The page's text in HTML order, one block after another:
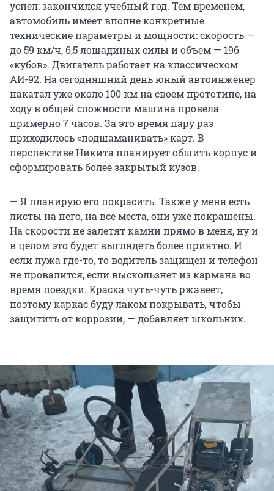
успел: закончился учебный год. Тем временем,
автомобиль имеет вполне конкретные
технические параметры и мощности: скорость —
до 59 км/ч, 6,5 лошадиных силы и объем — 196
«кубов». Двигатель работает на классическом
АИ-92. На сегодняшний день юный автоинженер
накатал уже около 100 км на своем прототипе, на
ходу в общей сложности машина провела
примерно 7 часов. За это время пару раз
приходилось «подшаманивать» карт. В
перспективе Никита планирует обшить корпус и
сформировать более закрытый кузов.
— Я планирую его покрасить. Также у меня есть
листы на него, на все места, они уже покрашены.
На скорости не залетят камни прямо в меня, ну и
в целом это будет выглядеть более приятно. И
если лужа где-то, то водитель защищен и телефон
не провалится, если выскользнет из кармана во
время поездки. Краска чуть-чуть ржавеет,
поэтому каркас буду лаком покрывать, чтобы
защитить от коррозии, — добавляет школьник.